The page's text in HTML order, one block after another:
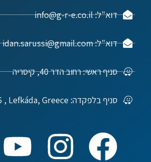
דוא"ל: info@g-r-e.co.il
דוא"ל: idan.sarussi@gmail.com
סניף ראשי: רחוב הדר 40, קיסריה
סניף בלפקדה: Ioannou Mela 6 , Lefkáda, Greece